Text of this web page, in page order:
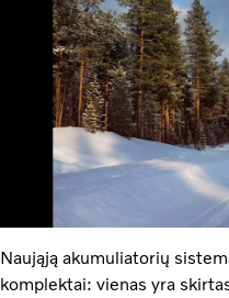
Naująją akumuliatorių
komplektai: vienas yra